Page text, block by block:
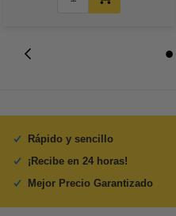
Rápido y sencillo
¡Recibe en 24 horas!
Mejor Precio Garantizado